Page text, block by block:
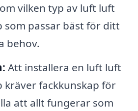
vilken typ av luft luft
som passar bäst för ditt
behov.
Att installera en luft luft
kräver fackkunskap för
att allt fungerar som